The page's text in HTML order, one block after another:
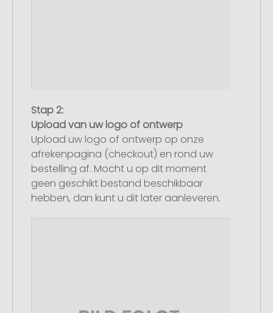
Stap 2:
Upload van uw logo of ontwerp
Upload uw logo of ontwerp op onze
afrekenpagina (checkout) en rond uw
bestelling af. Mocht u op dit moment
geen geschikt bestand beschikbaar
hebben, dan kunt u dit later aanleveren.